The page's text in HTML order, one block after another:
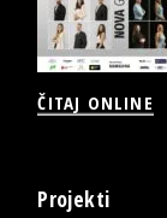
ČITAJ ONLINE
Projekti